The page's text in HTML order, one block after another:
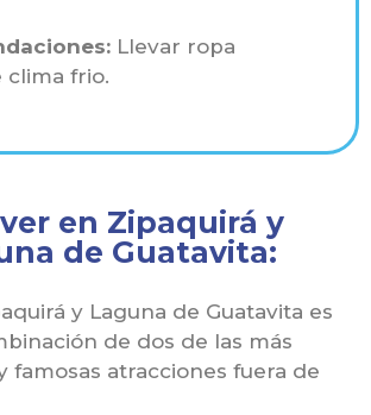
Llevar ropa
clima frio.
en Zipaquirá y
de Guatavita:
y Laguna de Guatavita es
de dos de las más
famosas atracciones fuera de